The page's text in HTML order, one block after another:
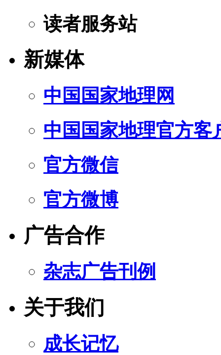
读者服务站
新媒体
中国国家地理网
中国国家地理官方客
官方微信
官方微博
广告合作
杂志广告刊例
关于我们
成长记忆